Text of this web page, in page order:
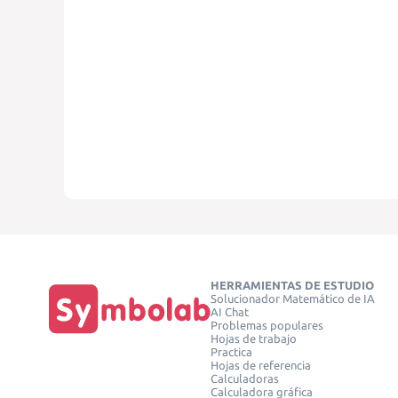
HERRAMIENTAS DE ESTUDIO
Solucionador Matemático de IA
AI Chat
Problemas populares
Hojas de trabajo
Practica
Hojas de referencia
Calculadoras
Calculadora gráfica